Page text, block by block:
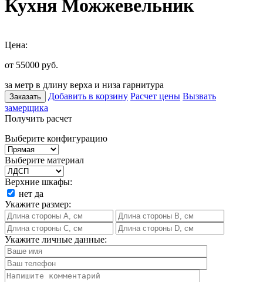
Кухня Можжевельник
Цена:
от 55000 руб.
за метр в длину верха и низа гарнитура
Заказать Добавить в корзину Расчет цены Вызвать
замерщика
Получить расчет
Выберите конфигурацию
Выберите материал
Верхние шкафы:
нет да
Укажите размер:
Укажите личные данные: